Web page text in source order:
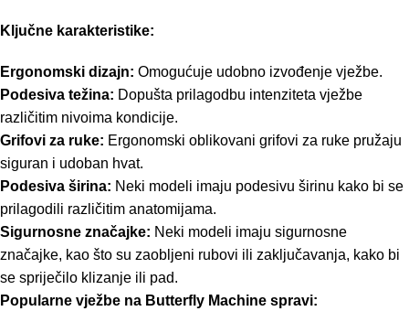
Ključne karakteristike:
Ergonomski dizajn: Omogućuje udobno izvođenje vježbe.
Podesiva težina: Dopušta prilagodbu intenziteta vježbe
različitim nivoima kondicije.
Grifovi za ruke: Ergonomski oblikovani grifovi za ruke pružaju
siguran i udoban hvat.
Podesiva širina: Neki modeli imaju podesivu širinu kako bi se
prilagodili različitim anatomijama.
Sigurnosne značajke: Neki modeli imaju sigurnosne
značajke, kao što su zaobljeni rubovi ili zaključavanja, kako bi
se spriječilo klizanje ili pad.
Popularne vježbe na Butterfly Machine spravi: